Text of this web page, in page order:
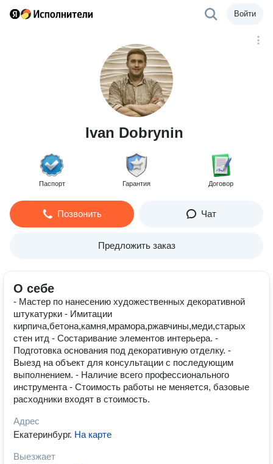
Войти
Ivan Dobrynin
Паспорт Гарантия Договор
Позвонить Чат
Предложить заказ
О себе
- Мастер по нанесению художественных декоративной
штукатурки - Имитации
кирпича,бетона,камня,мрамора,ржавчины,меди,старых
стен итд - Состаривание элементов интерьера. -
Подготовка основания под декоративную отделку. -
Выезд на объект для консультации с последующим
выполнением. - Наличие всего профессионального
инструмента - Стоимость работы не меняется, базовые
расходники входят в стоимость.
Адрес
Екатеринбург. На карте
Выезжает